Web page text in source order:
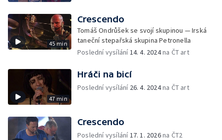
45 min
Crescendo
Tomáš Ondrůšek se svojí skupinou — Irská
taneční stepařská skupina Petronella
Poslední vysílání14. 4. 2024na ČT art
47 min
Hráči na bicí
Poslední vysílání 26. 4. 2024na ČT art
Crescendo
Poslední vysílání17. 1. 2026na ČT2